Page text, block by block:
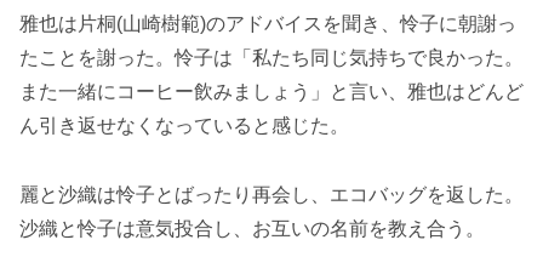
雅也は片桐(山崎樹範)のアドバイスを聞き、怜子に朝謝っ
たことを謝った。怜子は「私たち同じ気持ちで良かった。
また一緒にコーヒー飲みましょう」と言い、雅也はどんど
ん引き返せなくなっていると感じた。
麗と沙織は怜子とばったり再会し、エコバッグを返した。
沙織と怜子は意気投合し、お互いの名前を教え合う。